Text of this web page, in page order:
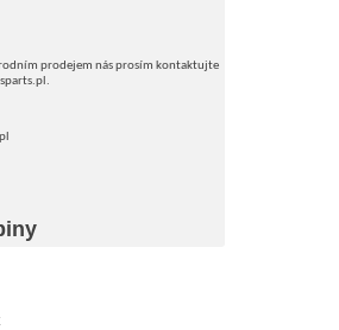
prodejem nás prosím kontaktujte